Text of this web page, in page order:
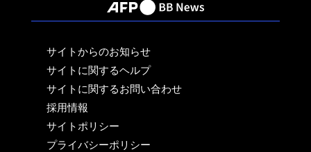
サイトからのお知らせ
サイトに関するヘルプ
サイトに関するお問い合わせ
採用情報
サイトポリシー
プライバシーポリシー